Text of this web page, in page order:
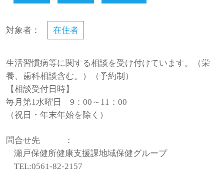
対象者： 在住者
生活習慣病等に関する相談を受け付けています。（栄
養、歯科相談含む。）（予約制）
【相談受付日時】
毎月第1水曜日 9：00～11：00
（祝日・年末年始を除く）
問合せ先
：
瀬戸保健所健康支援課地域保健グループ
TEL:0561-82-2157